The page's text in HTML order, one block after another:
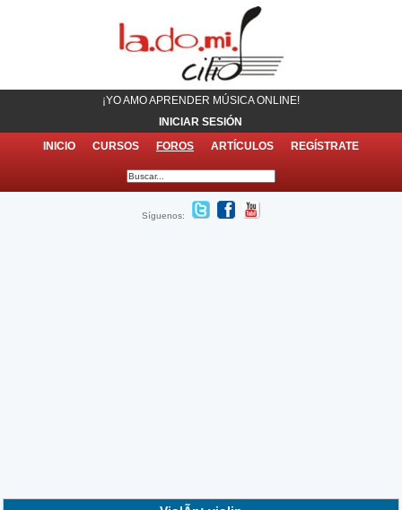
¡YO AMO APRENDER MÚSICA ONLINE!
INICIAR SESIÓN
INICIO
CURSOS FOROS ARTÍCULOS REGÍSTRATE
Síguenos: